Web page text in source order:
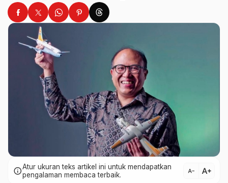
infoAtur ukuran teks artikel ini untuk mendapatkan
pengalaman membaca terbaik.
text_decrease text_increase